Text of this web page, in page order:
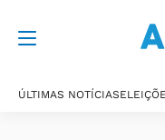
ÚLTIMAS NOTÍCIAS